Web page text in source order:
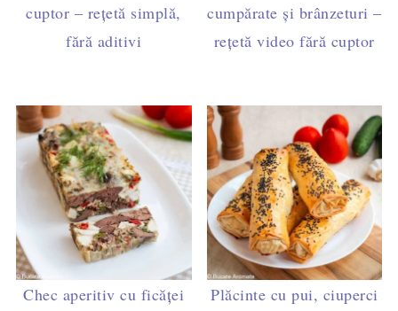
cuptor – rețetă simplă,
fără aditivi
cumpărate și brânzeturi –
rețetă video fără cuptor
Chec aperitiv cu ficăței
Plăcinte cu pui, ciuperci